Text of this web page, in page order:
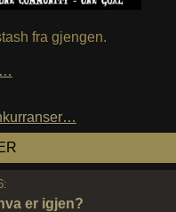
fra gjengen.
er igjen?